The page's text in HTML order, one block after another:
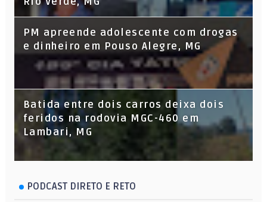
PM apreende adolescente com drogas
e dinheiro em Pouso Alegre, MG
Batida entre dois carros deixa dois
feridos na rodovia MGC-460 em
Lambari, MG
PODCAST DIRETO E RETO